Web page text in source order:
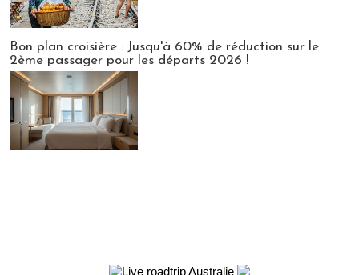
Bon plan croisière : Jusqu'à 60% de réduction sur le
2ème passager pour les départs 2026 !